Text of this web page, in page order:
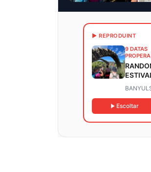
▶ REPRODUINT
9 DATAS
Escoltar